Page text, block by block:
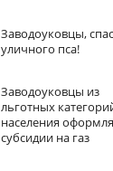
Заводоуковцы,
уличного пса!
Заводоуковцы из
льготных
населения
субсидии на газ